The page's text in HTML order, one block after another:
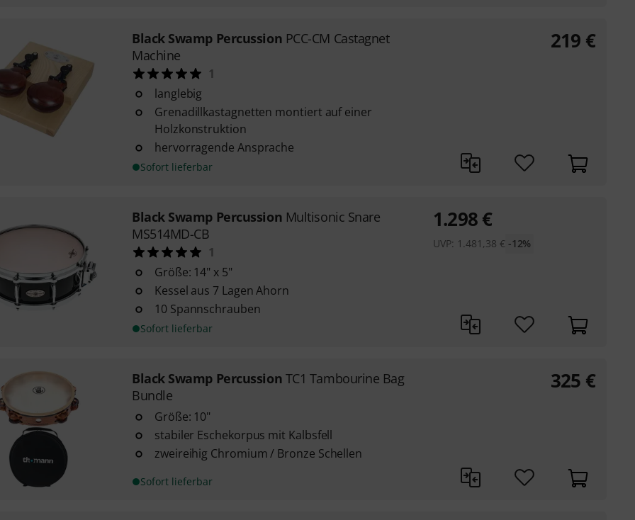
Black Swamp Percussion PCC-CM Castagnet
Machine
1
langlebig
Grenadillkastagnetten montiert auf einer
Holzkonstruktion
hervorragende Ansprache
Sofort lieferbar
219 €
Black Swamp Percussion Multisonic Snare
MS514MD-CB
1
Größe: 14" x 5"
Kessel aus 7 Lagen Ahorn
10 Spannschrauben
Sofort lieferbar
1.298€
UVP: 1.481,38 € -12%
Black Swamp Percussion TC1 Tambourine Bag
Bundle
Größe: 10"
stabiler Eschekorpus mit Kalbsfell
zweireihig Chromium / Bronze Schellen
Sofort lieferbar
325 €